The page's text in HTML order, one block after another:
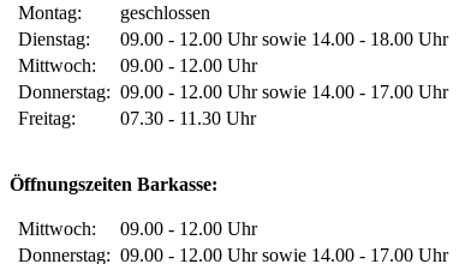
Montag:
geschlossen
Dienstag:
09.00 - 12.00 Uhr sowie 14.00 - 18.00 Uhr
Mittwoch:
09.00 - 12.00 Uhr
Donnerstag: 09.00 - 12.00 Uhr sowie 14.00 - 17.00 Uhr
Freitag:
07.30 - 11.30 Uhr
Öffnungszeiten Barkasse:
Mittwoch:
09.00 - 12.00 Uhr
Donnerstag: 09.00 - 12.00 Uhr sowie 14.00 - 17.00 Uhr